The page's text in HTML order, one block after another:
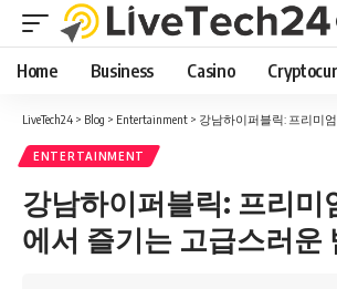
Home Business Casino
LiveTech24 > Blog > Entertainment > 강남하이퍼블릭: 프리미엄 노래
ENTERTAINMENT
강남하이퍼블릭: 프리미
에서 즐기는 고급스러운